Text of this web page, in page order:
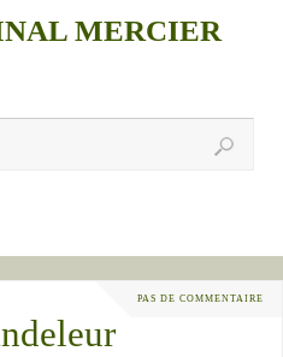
MERCIER
PAS DE COMMENTAIRE